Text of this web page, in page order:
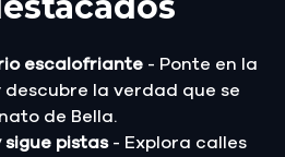
escalofriante - Ponte en la
la verdad que se
de Bella.
sigue pistas- Explora calles